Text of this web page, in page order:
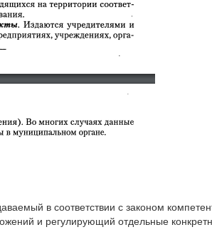
в соответствии с законом
и регулирующий отдельные